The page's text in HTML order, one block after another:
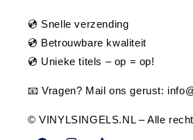
💿 Snelle verzending
💿 Betrouwbare kwaliteit
💿 Unieke titels – op = op!
📧 Vragen? Mail ons gerust:
© VINYLSINGELS.NL – Alle